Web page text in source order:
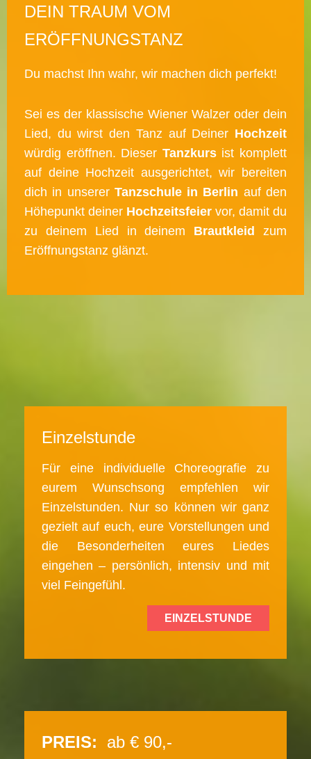
DEIN TRAUM VOM
ERÖFFNUNGSTANZ
Du machst Ihn wahr, wir machen dich perfekt!
Sei es der klassische Wiener Walzer oder dein
Lied, du wirst den Tanz auf Deiner Hochzeit
würdig eröffnen. Dieser Tanzkursist komplett
auf deine Hochzeit ausgerichtet, wir bereiten
dich in unserer Tanzschule in Berlin auf den
Höhepunkt deiner Hochzeitsfeier vor, damit du
zu deinem Lied in deinem Brautkleid
zum
Eröffnungstanz glänzt.
Einzelstunde
Für eine individuelle Choreografie zu
eurem Wunschsong empfehlen wir
Einzelstunden. Nur so können wir ganz
gezielt auf euch, eure Vorstellungen und
die Besonderheiten eures Liedes
eingehen – persönlich, intensiv und mit
viel Feingefühl.
EINZELSTUNDE
PREIS: ab € 90,-